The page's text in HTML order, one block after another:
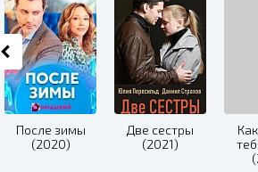
После зимы
(2020)
Две сестры
(2021)